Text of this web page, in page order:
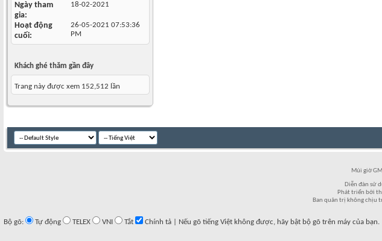
Ngày tham
gia
18-02-2021
Hoạt động
cuối
26-05-2021 07:53:36
PM
Khách ghé thăm gần đây
Trang này được xem 152,512 lần
Múi giờ
Diễn đàn sử
Phát triển bởi
Ban quản trị không chịu
Bộ gõ: Tự động TELEX VNI Tắt Chính tả | Nếu gõ tiếng Việt không được, hãy bật bộ gõ trên máy của bạn.